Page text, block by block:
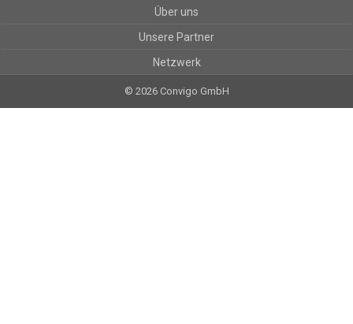
Über uns
Unsere Partner
Netzwerk
© 2026 Convigo GmbH